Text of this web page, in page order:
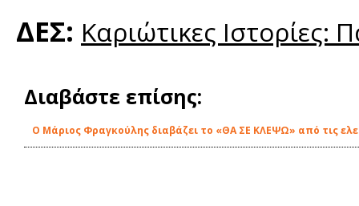
ΔΕΣ: Καριώτικες Ιστορίες:
Διαβάστε επίσης:
O Μάριος Φραγκούλης διαβάζει το «ΘΑ ΣΕ ΚΛΕΨΩ» από τις